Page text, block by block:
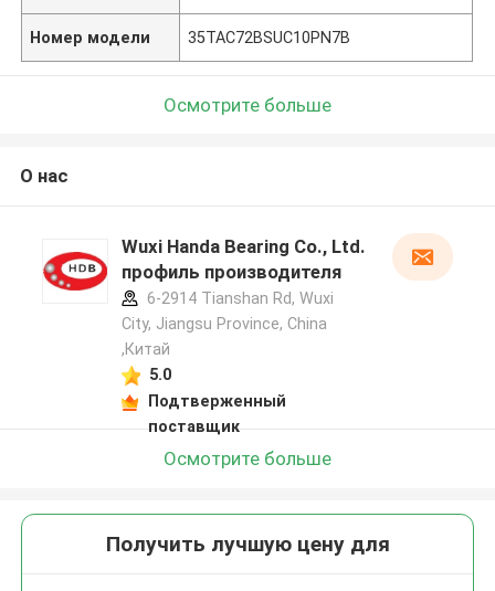
Номер модели 35TAC72BSUC10PN7B
Осмотрите больше
О нас
Wuxi Handa Bearing Co., Ltd.
профиль производителя
6-2914 Tianshan Rd, Wuxi
City, Jiangsu Province, China
,Китай
5.0
Подтверженный
поставщик
Осмотрите больше
Получить лучшую цену для